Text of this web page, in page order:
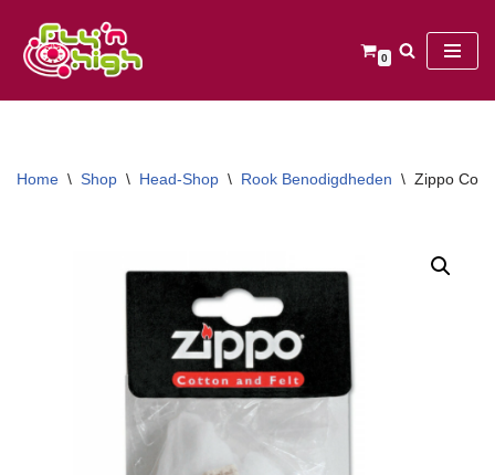
Ga
0
Home \ Shop \ Head-Shop \ Rook Benodigdheden \ Zippo